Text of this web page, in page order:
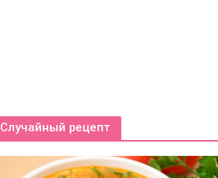
Случайный рецепт